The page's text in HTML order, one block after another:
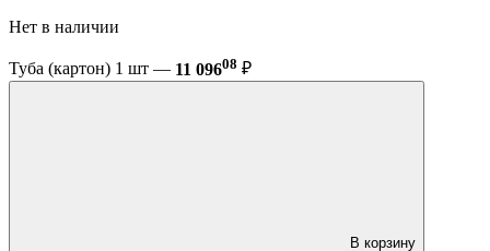
Нет в наличии
Туба (картон) 1 шт — 11 09608 ₽
В корзину